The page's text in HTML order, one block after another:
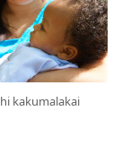
kakumalakai